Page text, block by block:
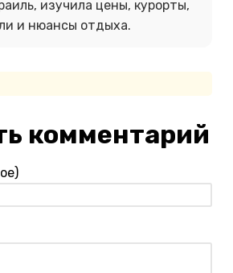
изучила цены, курорты,
и нюансы отдыха.
комментарий